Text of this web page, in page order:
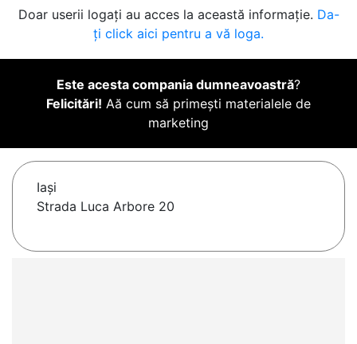
Doar userii logați au acces la această informație. Da-
ți click aici pentru a vă loga.
Este acesta compania dumneavoastră?
Felicitări! Aă cum să primești materialele de
marketing
Iaşi
Strada Luca Arbore 20